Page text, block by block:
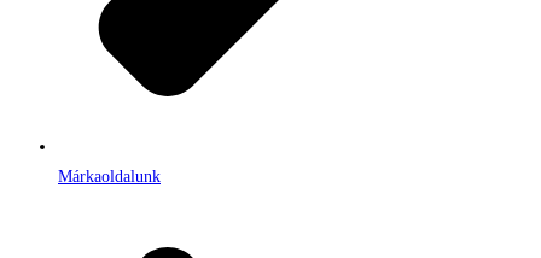
Márkaoldalunk